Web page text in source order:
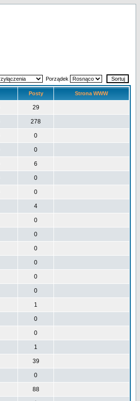
Porządek
Posty Strona WWW
29
278
0
0
6
0
0
4
0
0
0
0
0
0
1
0
0
1
39
0
88